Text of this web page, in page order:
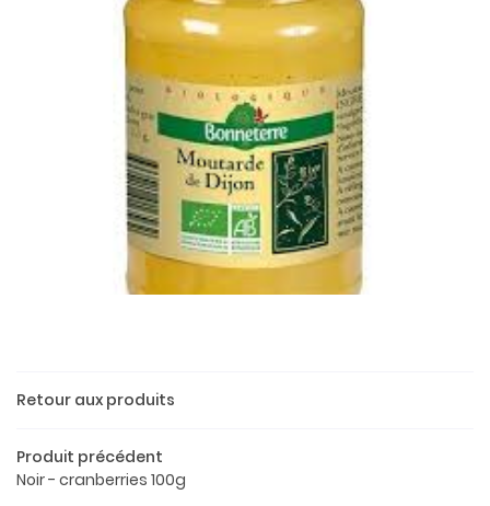
Accueil
Retour aux produits
Produit précédent
Noir - cranberries 100g